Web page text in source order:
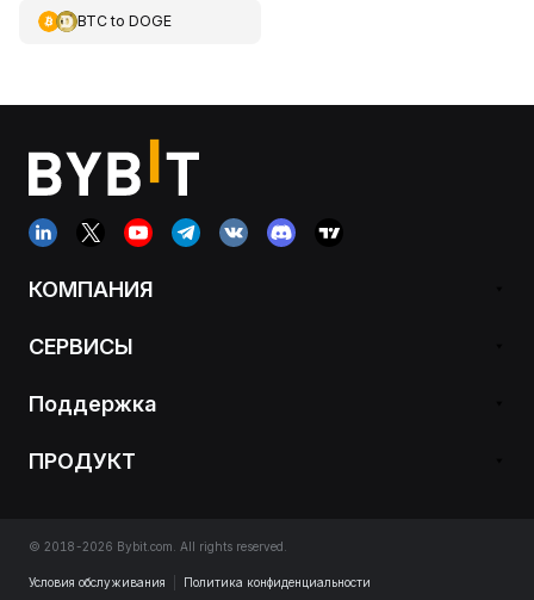
BTCto DOGE
КОМПАНИЯ
СЕРВИСЫ
Поддержка
ПРОДУКТ
© 2018-2026 Bybit.com. All rights reserved.
Условия обслуживания Политика конфиденциальности